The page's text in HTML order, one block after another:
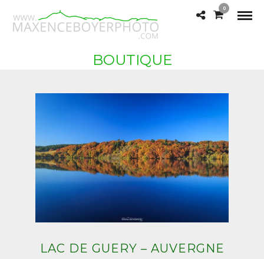
0
BOUTIQUE
LAC DE GUERY – AUVERGNE